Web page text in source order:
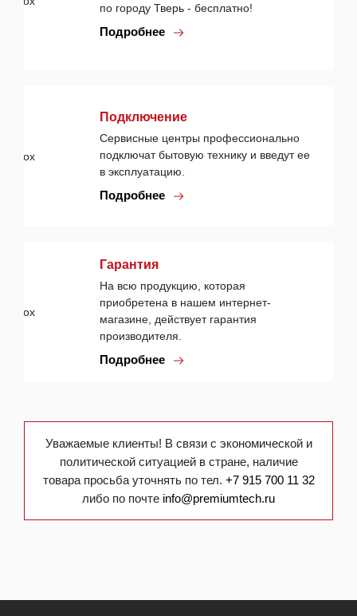
по городу Тверь - бесплатно!
Подробнее
Подключение
Сервисные центры профессионально
подключат бытовую технику и введут ее
в эксплуатацию.
Подробнее
Гарантия
На всю продукцию, которая
приобретена в нашем интернет-
магазине, действует гарантия
производителя.
Подробнее
Уважаемые клиенты! В связи с экономической и
политической ситуацией в стране, наличие
товара просьба уточнять по тел. +7 915 700 11 32
либо по почте info@premiumtech.ru